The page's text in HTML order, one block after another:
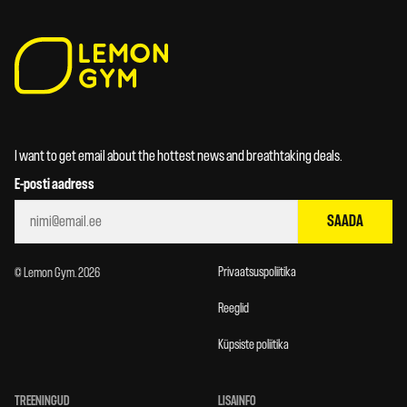
I want to get email about the hottest news and breathtaking deals.
E-posti aadress
SAADA
© Lemon Gym. 2026 Privaatsuspoliitika
Reeglid
Küpsiste poliitika
TREENINGUD LISAINFO